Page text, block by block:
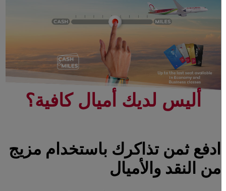
أليس لديك أميال كافية؟
ادفع ثمن تذاكرك باستخدام مزيج
من النقد والأميال